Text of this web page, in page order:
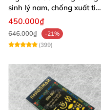
sinh lý nam, chống xuất tinh
sớm hiệu quả
450.000₫
646.000₫
-21%
(399)